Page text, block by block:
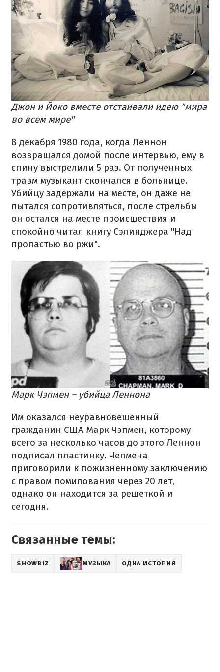
Джон и Йоко вместе отстаивали идею "мира
во всем мире"
8 декабря 1980 года, когда Леннон
возвращался домой после интервью, ему в
спину выстрелили 5 раз. От полученных
травм музыкант скончался в больнице.
Убийцу задержали на месте, он даже не
пытался сопротивляться, после стрельбы
он остался на месте происшествия и
спокойно читал книгу Сэлинджера "Над
пропастью во ржи".
Марк Чэпмен – убийца Леннона
Им оказался неуравновешенный
гражданин США Марк Чэпмен, которому
всего за несколько часов до этого Леннон
подписал пластинку. Чепмена
приговорили к пожизненному заключению
с правом помилования через 20 лет,
однако он находится за решеткой и
сегодня.
Связанные темы:
SHOWBIZ МУЗЫКА ОДНА ИСТОРИЯ